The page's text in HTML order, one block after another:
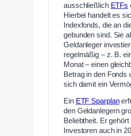
ausschließlich ETFs
Hierbei handelt es
Indexfonds, die an
gebunden sind. Sie
Geldanleger
regelmäßig – z. B.
Monat – einen
Betrag in den Fonds
sich damit ein
Ein ETF Sparplan
den Geldanlegern
Beliebtheit. Er
Investoren auch in